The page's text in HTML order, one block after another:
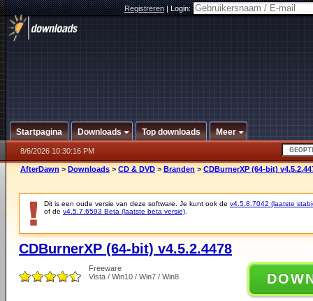
Registreren|Login:
Startpagina Downloads Top downloads Meer
8/6/2026 10:30:16 PM
AfterDawn > Downloads > CD & DVD > Branden > CDBurnerXP (64-bit)
Dit is een oude versie van deze software. Je kunt ook de v4.5.8.7042 (laatste
of de v4.5.7.6593 Beta (laatste beta versie)
CDBurnerXP (64-bit) v4.5.2.4478
Freeware
Vista / Win10 / Win7 / Win8